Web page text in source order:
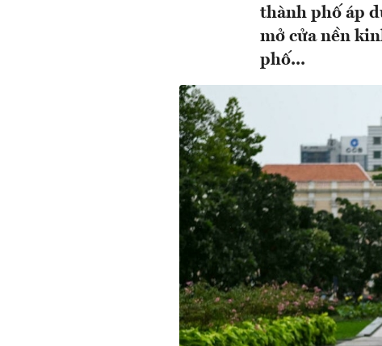
thành phố áp
mở cửa nền
phố...